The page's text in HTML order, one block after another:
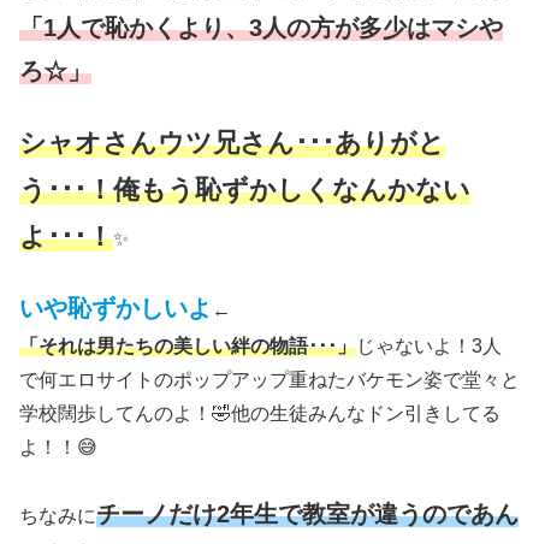
「1人で恥かくより、3人の方が多少はマシや
ろ☆」
シャオさんウツ兄さん･･･ありがと
う･･･！俺もう恥ずかしくなんかない
よ･･･！✨
いや恥ずかしいよ ←
「それは男たちの美しい絆の物語･･･」じゃないよ！3人
で何エロサイトのポップアップ重ねたバケモン姿で堂々と
学校闊歩してんのよ！🤣他の生徒みんなドン引きしてる
よ！！😅
ちなみにチーノだけ2年生で教室が違うのであん